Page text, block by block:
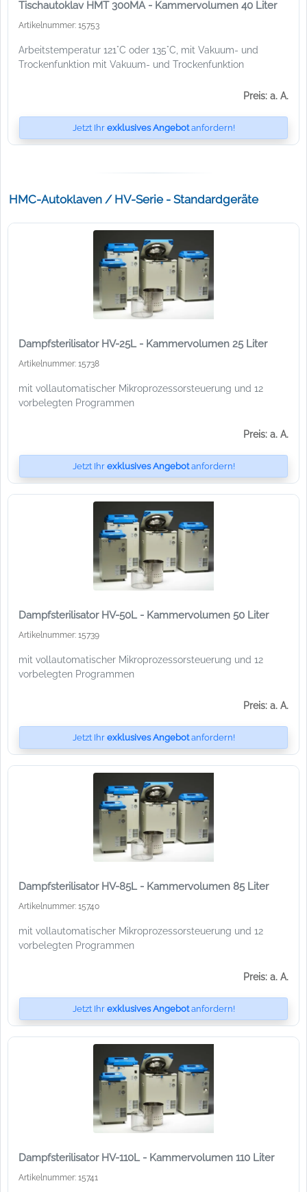
Tischautoklav HMT 300MA - Kammervolumen 40 Liter
Artikelnummer: 15753
Arbeitstemperatur 121°C oder 135°C, mit Vakuum- und
Trockenfunktion mit Vakuum- und Trockenfunktion
Preis: a. A.
Jetzt Ihr exklusives Angebotanfordern!
HMC-Autoklaven / HV-Serie - Standardgeräte
Dampfsterilisator HV-25L - Kammervolumen 25 Liter
Artikelnummer: 15738
mit vollautomatischer Mikroprozessorsteuerung und 12
vorbelegten Programmen
Preis: a. A.
Jetzt Ihr exklusives Angebotanfordern!
Dampfsterilisator HV-50L - Kammervolumen 50 Liter
Artikelnummer: 15739
mit vollautomatischer Mikroprozessorsteuerung und 12
vorbelegten Programmen
Preis: a. A.
Jetzt Ihr exklusives Angebotanfordern!
Dampfsterilisator HV-85L - Kammervolumen 85 Liter
Artikelnummer: 15740
mit vollautomatischer Mikroprozessorsteuerung und 12
vorbelegten Programmen
Preis: a. A.
Jetzt Ihr exklusives Angebotanfordern!
Dampfsterilisator HV-110L - Kammervolumen 110 Liter
Artikelnummer: 15741